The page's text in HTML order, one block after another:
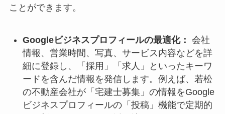
ことができます。
Googleビジネスプロフィールの最適化： 会社
情報、営業時間、写真、サービス内容などを詳
細に登録し、「採用」「求人」といったキーワ
ードを含んだ情報を発信します。例えば、若松
の不動産会社が「宅建士募集」の情報をGoogle
ビジネスプロフィールの「投稿」機能で定期的